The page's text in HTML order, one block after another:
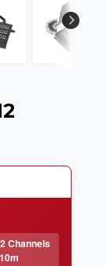
Channels